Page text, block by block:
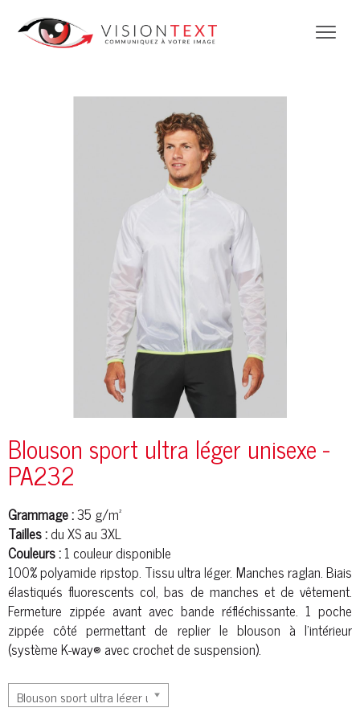
Blouson sport ultra léger unisexe -
PA232
Grammage :35 g/m²
Tailles :du XS au 3XL
Couleurs :1 couleur disponible
100%polyamide ripstop. Tissu ultra léger. Manches raglan. Biais
élastiqués fluorescents col, bas de manches et de vêtement.
Fermeture zippée avant avec bande réfléchissante. 1 poche
zippée côté permettant de replier le blouson à l'intérieur
(système K-way® avec crochet de suspension).